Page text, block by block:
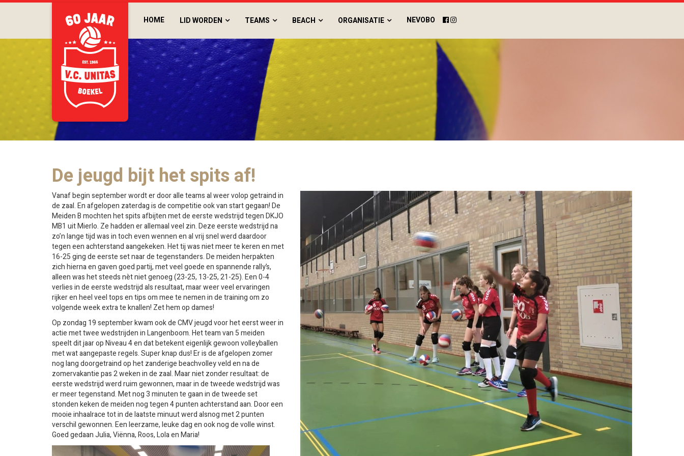
HOME LID WORDEN TEAMS BEACH ORGANISATIE NEVOBO
De jeugd bijt het spits af!
Vanaf begin september wordt er door alle teams al weer volop getraind in
de zaal. En afgelopen zaterdag is de competitie ook van start gegaan! De
Meiden B mochten het spits afbijten met de eerste wedstrijd tegen DKJO
MB1 uit Mierlo. Ze hadden er allemaal veel zin. Deze eerste wedstrijd na
zo’n lange tijd was in toch even wennen en al vrij snel werd daardoor
tegen een achterstand aangekeken. Het tij was niet meer te keren en met
16-25 ging de eerste set naar de tegenstanders. De meiden herpakten
zich hierna en gaven goed partij, met veel goede en spannende rally’s,
alleen was het steeds nèt niet genoeg (23-25, 13-25, 21-25). Een 0-4
verlies in de eerste wedstrijd als resultaat, maar weer veel ervaringen
rijker en heel veel tops en tips om mee te nemen in de training om zo
volgende week extra te knallen! Zet hem op dames!
Op zondag 19 september kwam ook de CMV jeugd voor het eerst weer in
actie met twee wedstrijden in Langenboom. Het team van 5 meiden
speelt dit jaar op Niveau 4 en dat betekent eigenlijk gewoon volleyballen
met wat aangepaste regels. Super knap dus! Er is de afgelopen zomer
nog lang doorgetraind op het zanderige beachvolley veld en na de
zomervakantie pas 2 weken in de zaal. Maar niet zonder resultaat: de
eerste wedstrijd werd ruim gewonnen, maar in de tweede wedstrijd was
er meer tegenstand. Met nog 3 minuten te gaan in de tweede set
stonden keken de meiden nog tegen 4 punten achterstand aan. Door een
mooie inhaalrace tot in de laatste minuut werd alsnog met 2 punten
verschil gewonnen. Een leerzame, leuke dag en ook nog de volle winst.
Goed gedaan Julia, Viënna, Roos, Lola en Maria!